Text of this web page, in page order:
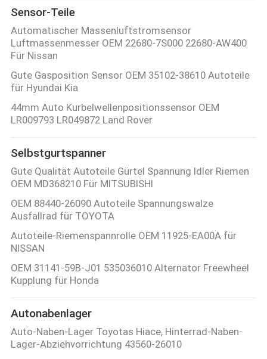
Sensor-Teile
Automatischer Massenluftstromsensor
Luftmassenmesser OEM 22680-7S000 22680-AW400
Für Nissan
Gute Gasposition Sensor OEM 35102-38610 Autoteile
für Hyundai Kia
44mm Auto Kurbelwellenpositionssensor OEM
LR009793 LR049872 Land Rover
Selbstgurtspanner
Gute Qualität Autoteile Gürtel Spannung Idler Riemen
OEM MD368210 Für MITSUBISHI
OEM 88440-26090 Autoteile Spannungswalze
Ausfallrad für TOYOTA
Autoteile-Riemenspannrolle OEM 11925-EA00A für
NISSAN
OEM 31141-59B-J01 535036010 Alternator Freewheel
Kupplung für Honda
Autonabenlager
Auto-Naben-Lager Toyotas Hiace, Hinterrad-Naben-
Lager-Abziehvorrichtung 43560-26010